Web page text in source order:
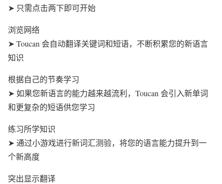
➤ 只需点击两下即可开始
浏览网络
➤ Toucan 会自动翻译关键词和短语，不断积累您的新语言
知识
根据自己的节奏学习
➤ 如果您新语言的能力越来越流利，Toucan 会引入新单词
和更复杂的短语供您学习
练习所学知识
➤ 通过小游戏进行新词汇测验，将您的语言能力提升到一
个新高度
突出显示翻译